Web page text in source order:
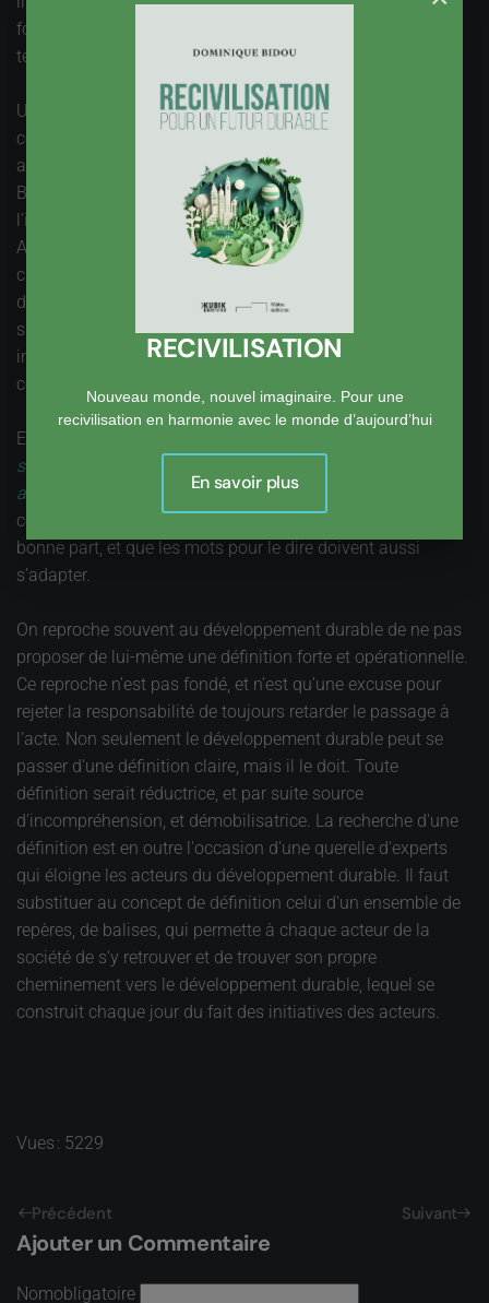
fois pour toutes, elles dépendent de la culture, de la
technique, de l’organisation sociale.
Une définition évolutive, voilà une idée bien curieuse,
combinant deux exigences contradictoires, dans un esprit
ago-antagoniste pour faire référence aux travaux d’Elie
Bernard-Weil. C’est de cette contradiction que provient
l’innovation, nécessaire pour en sortir par le haut.
Acceptons que la définition se construise chaque jour, que
chaque acteur de la société y contribue. C’est une
dynamique que l’on ne peut saisir sans lui faire perdre sa
substance, et la difficulté que l’on constate à élaborer des
indicateurs du développement durable en est la
conséquence directe.
En définitive, admettons que
s’énonce clairement, et les mots pour le dire viennent
aisément
, mais il faut aussi accepter qu’il n’y a pas de
concept dans l’absolu, que le contexte en détermine en
bonne part, et que les mots pour le dire doivent aussi
s’adapter.
On reproche souvent au développement durable de ne pas
proposer de lui-même une définition forte et opérationnelle.
Ce reproche n’est pas fondé, et n’est qu’une excuse pour
rejeter la responsabilité de toujours retarder le passage à
l’acte. Non seulement le développement durable peut se
passer d'une définition claire, mais il le doit. Toute
définition serait réductrice, et par suite source
d'incompréhension, et démobilisatrice. La recherche d'une
définition est en outre l'occasion d'une querelle d'experts
qui éloigne les acteurs du développement durable. Il faut
substituer au concept de définition celui d'un ensemble de
repères, de balises, qui permette à chaque acteur de la
société de s'y retrouver et de trouver son propre
cheminement vers le développement durable, lequel se
construit chaque jour du fait des initiatives des acteurs.
Vues : 5229
Précédent Suivant
Ajouter un Commentaire
Nomobligatoire
RECIVILISATION
Nouveau monde, nouvel imaginaire. Pour une
recivilisation en harmonie avec le monde d’aujourd’hui
En savoir plus